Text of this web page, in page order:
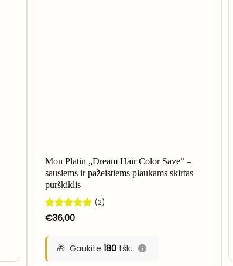
Mon Platin „Dream Hair Color Save“ –
sausiems ir pažeistiems plaukams skirtas
purškiklis
Įvertinimas:
(2)
€36,00
Gaukite180 tšk.